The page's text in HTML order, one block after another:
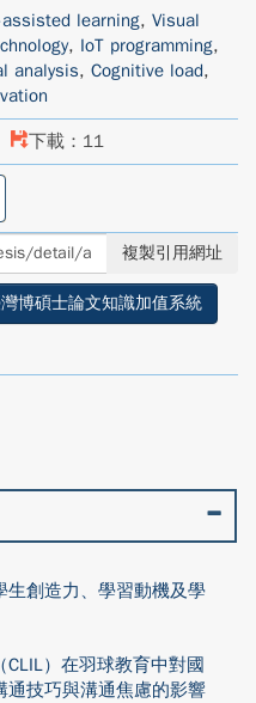
assisted learning, Visual
, IoT programming,
analysis, Cognitive load,
下載：11
複製引用網址
博碩士論文知識加值系統
生創造力、學習動機及學
）在羽球教育中對國
通技巧與溝通焦慮的影響